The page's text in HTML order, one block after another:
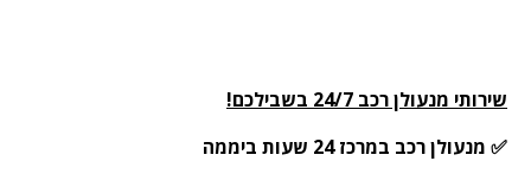
מנעולן רכב 24/7 בשבילכם!
רכב במרכז 24 שעות ביממה